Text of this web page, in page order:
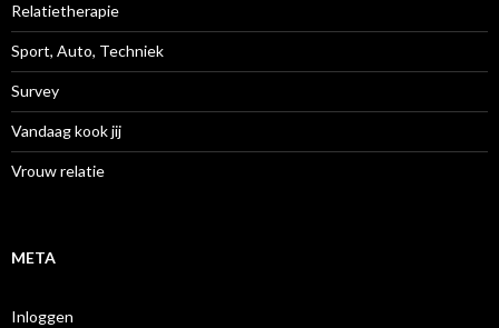
Relatietherapie
Sport, Auto, Techniek
Survey
Vandaag kook jij
Vrouw relatie
META
Inloggen